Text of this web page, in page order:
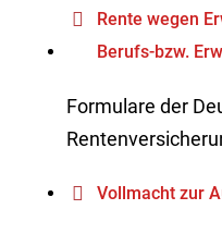
Rente wegen
Berufs-bzw.
Formulare der
Vollmacht zur